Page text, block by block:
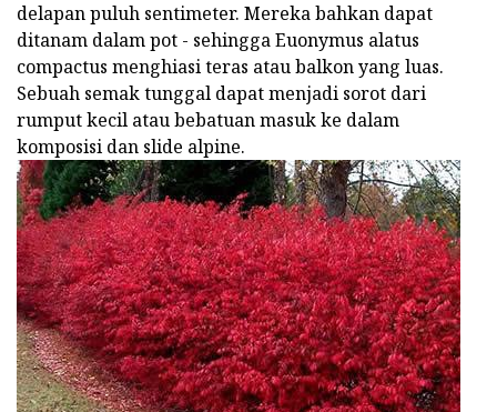
delapan puluh sentimeter. Mereka bahkan dapat
ditanam dalam pot - sehingga Euonymus alatus
compactus menghiasi teras atau balkon yang luas.
Sebuah semak tunggal dapat menjadi sorot dari
rumput kecil atau bebatuan masuk ke dalam
komposisi dan slide alpine.